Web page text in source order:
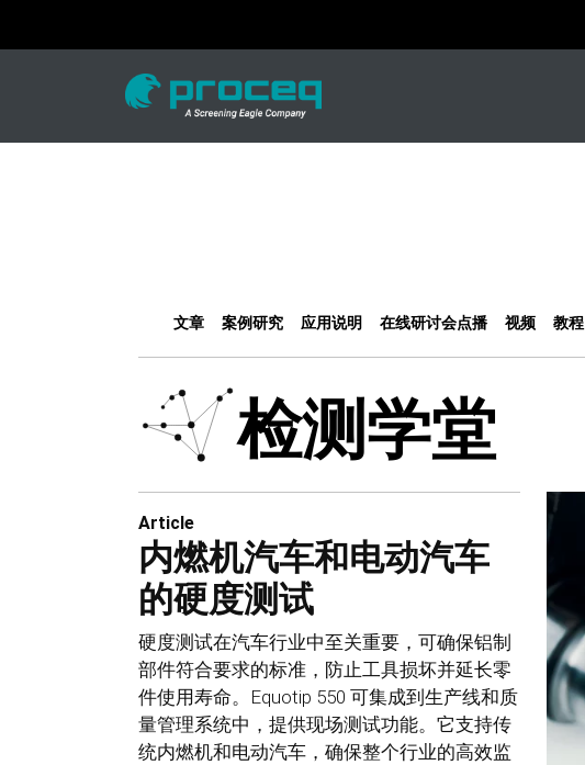
文章 案例研究 应用说明 在线研讨会点播 视频 教程
检测学堂
Article
内燃机汽车和电动汽车
的硬度测试
硬度测试在汽车行业中至关重要，可确保铝制
部件符合要求的标准，防止工具损坏并延长零
件使用寿命。Equotip 550 可集成到生产线和质
量管理系统中，提供现场测试功能。它支持传
统内燃机和电动汽车，确保整个行业的高效监